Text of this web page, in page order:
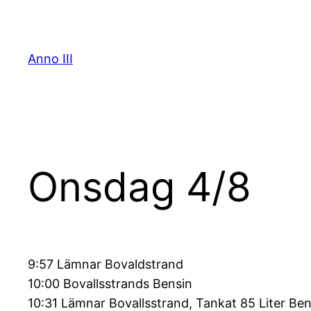
content
Anno III
Onsdag 4/8
9:57 Lämnar Bovaldstrand
10:00 Bovallsstrands Bensin
10:31 Lämnar Bovallsstrand, Tankat 85 Liter